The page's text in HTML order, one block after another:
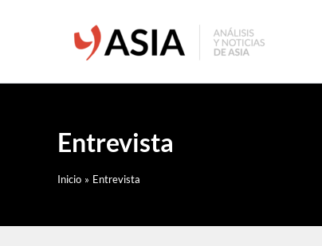
Entrevista
Inicio Entrevista